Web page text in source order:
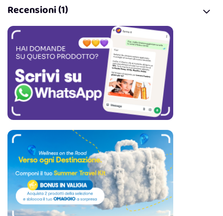
Recensioni (1)